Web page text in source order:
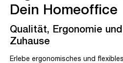
Dein Homeoffice
Qualität, Ergonomie
Zuhause
Erlebe ergonomisches und